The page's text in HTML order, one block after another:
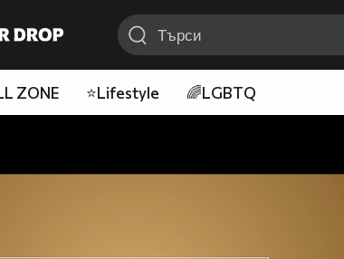
ZONE ⭐Lifestyle 🌈LGBTQ